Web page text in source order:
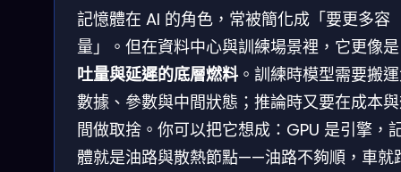
記憶體在 AI 的角色，常被簡化成「要更多容
量」。但在資料中心與訓練場景裡，它更像
吐量與延遲的底層燃料。訓練時模型需要搬
數據、參數與中間狀態；推論時又要在成本
間做取捨。你可以把它想成：GPU 是引擎，
體就是油路與散熱節點——油路不夠順，車就